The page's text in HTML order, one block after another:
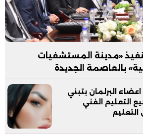
«مدينة المستشفيات
بالعاصمة الجديدة
البرلمان بتبني
التعليم الفني